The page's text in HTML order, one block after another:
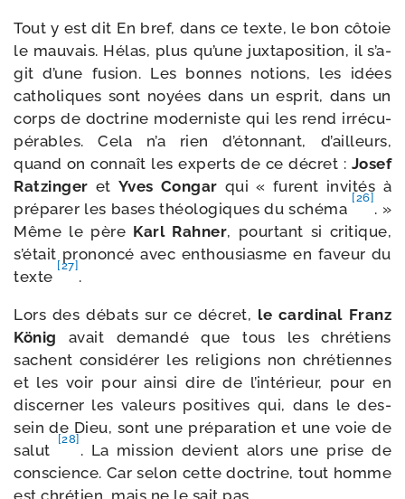
Tout y est dit En bref, dans ce texte, le bon côtoie
le mau­vais. Hélas, plus qu’une jux­ta­po­si­tion, il s’a­
git d’une fusion. Les bonnes notions, les idées
catho­liques sont noyées dans un esprit, dans un
corps de doc­trine moder­niste qui les rend irré­cu­
pé­rables. Cela n’a rien d’é­ton­nant, d’ailleurs,
quand on connaît les experts de ce décret : Josef
Ratzinger et Yves Congar qui « furent invi­tés à
pré­pa­rer les bases théo­lo­giques du sché­ma
[26]
. »
Même le père Karl Rahner, pour­tant si cri­tique,
s’é­tait pro­non­cé avec enthou­siasme en faveur du
texte
[27]
.
Lors des débats sur ce décret, le car­di­nal Franz
König avait deman­dé que tous les chré­tiens
sachent consi­dé­rer les reli­gions non chré­tiennes
et les voir pour ain­si dire de l’in­té­rieur, pour en
dis­cer­ner les valeurs posi­tives qui, dans le des­
sein de Dieu, sont une pré­pa­ra­tion et une voie de
salut
[28]
. La mis­sion devient alors une prise de
conscience. Car selon cette doc­trine, tout homme
est chré­tien, mais ne le sait pas